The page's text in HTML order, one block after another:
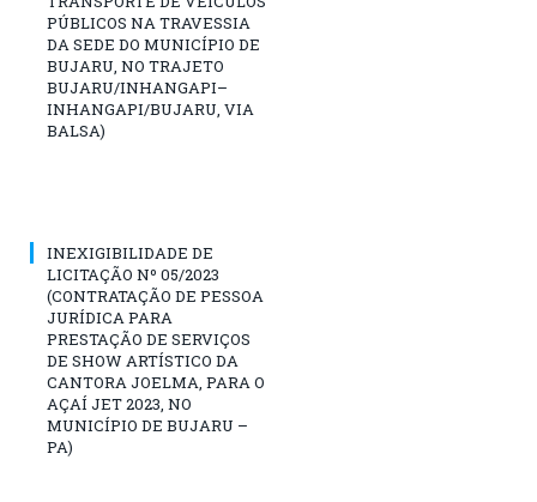
PÚBLICOS NA TRAVESSIA
DA SEDE DO MUNICÍPIO DE
BUJARU, NO TRAJETO
BUJARU/INHANGAPI–
INHANGAPI/BUJARU, VIA
BALSA)
INEXIGIBILIDADE DE
LICITAÇÃO Nº 05/2023
(CONTRATAÇÃO DE PESSOA
JURÍDICA PARA
PRESTAÇÃO DE SERVIÇOS
DE SHOW ARTÍSTICO DA
CANTORA JOELMA, PARA O
AÇAÍ JET 2023, NO
MUNICÍPIO DE BUJARU –
PA)